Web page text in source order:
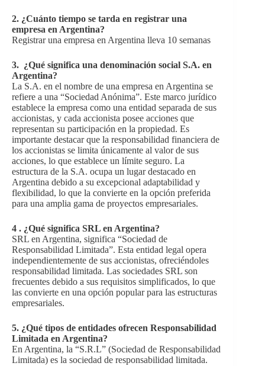
2. ¿Cuánto tiempo se tarda en registrar una
empresa en Argentina?
Registrar una empresa en Argentina lleva 10 semanas
3. ¿Qué significa una denominación social S.A. en
Argentina?
La S.A. en el nombre de una empresa en Argentina se
refiere a una “Sociedad Anónima”. Este marco jurídico
establece la empresa como una entidad separada de sus
accionistas, y cada accionista posee acciones que
representan su participación en la propiedad. Es
importante destacar que la responsabilidad financiera de
los accionistas se limita únicamente al valor de sus
acciones, lo que establece un límite seguro. La
estructura de la S.A. ocupa un lugar destacado en
Argentina debido a su excepcional adaptabilidad y
flexibilidad, lo que la convierte en la opción preferida
para una amplia gama de proyectos empresariales.
4 . ¿Qué significa SRL en Argentina?
SRL en Argentina, significa “Sociedad de
Responsabilidad Limitada”. Esta entidad legal opera
independientemente de sus accionistas, ofreciéndoles
responsabilidad limitada. Las sociedades SRL son
frecuentes debido a sus requisitos simplificados, lo que
las convierte en una opción popular para las estructuras
empresariales.
5. ¿Qué tipos de entidades ofrecen Responsabilidad
Limitada en Argentina?
En Argentina, la “S.R.L” (Sociedad de Responsabilidad
Limitada) es la sociedad de responsabilidad limitada.